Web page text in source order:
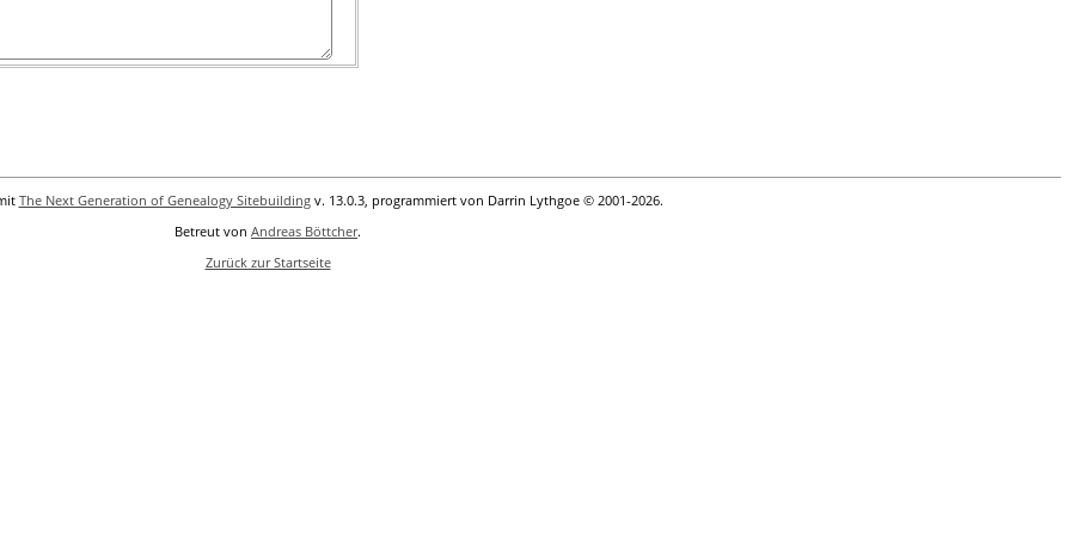
The Next Generation of Genealogy Sitebuildingv. 13.0.3, programmiert von Darrin Lythgoe © 2001-2026.
Betreut von Andreas Böttcher.
Zurück zur Startseite